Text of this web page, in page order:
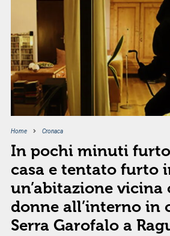
Home Cronaca
In pochi minuti
casa e tentato furto
un’abitazione vicina
donne all’interno in
Serra Garofalo a